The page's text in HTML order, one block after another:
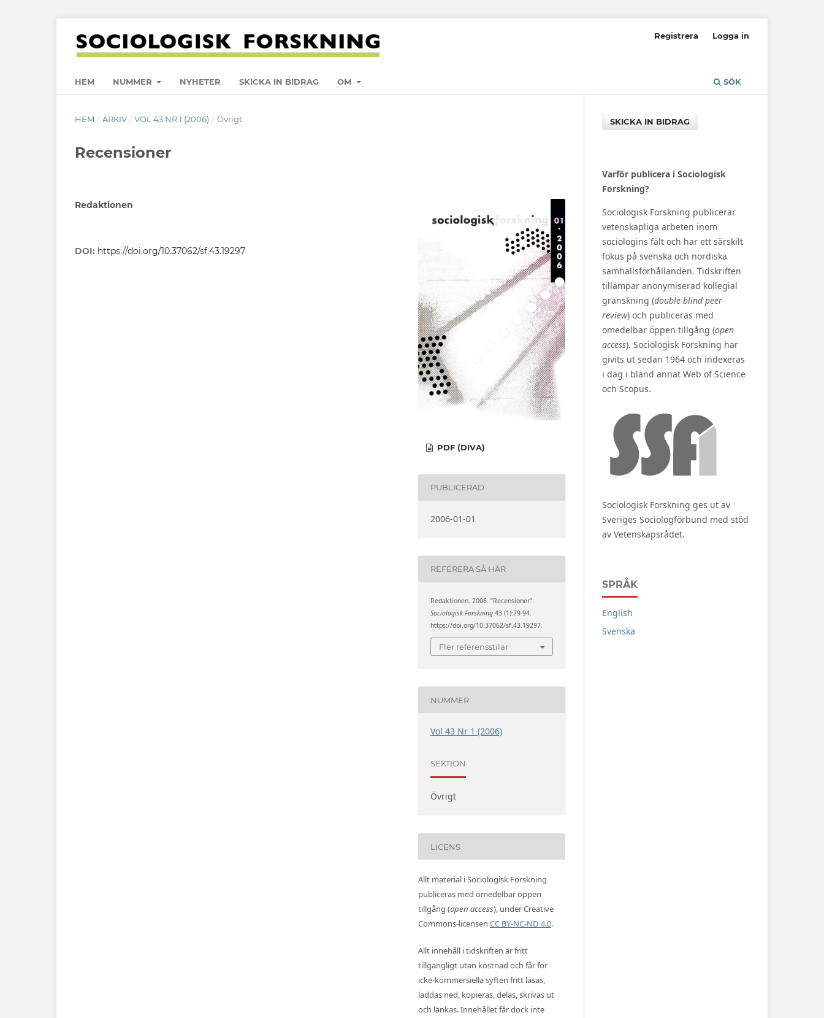
HEM NUMMER NYHETER SKICKA IN BIDRAG OM SÖK
Registrera Logga in
HEM / ARKIV / VOL 43 NR 1 (2006) / Övrigt
Recensioner
Redaktionen
DOI: https://doi.org/10.37062/sf.43.19297
PDF (DIVA)
PUBLICERAD
2006-01-01
REFERERA SÅ HÄR
Redaktionen. 2006. ”Recensioner”.
Sociologisk Forskning 43 (1):79-94.
https://doi.org/10.37062/sf.43.19297.
Fler referensstilar
NUMMER
Vol 43 Nr 1 (2006)
SEKTION
Övrigt
LICENS
Allt material i Sociologisk Forskning
publiceras med omedelbar öppen
tillgång (open access), under Creative
Commons-licensen CC BY-NC-ND 4.0.
Allt innehåll i tidskriften är fritt
tillgängligt utan kostnad och får för
icke-kommersiella syften fritt läsas,
laddas ned, kopieras, delas, skrivas ut
och länkas. Innehållet får dock inte
SKICKA IN BIDRAG
Varför publicera i Sociologisk
Forskning?
Sociologisk Forskning publicerar
vetenskapliga arbeten inom
sociologins fält och har ett särskilt
fokus på svenska och nordiska
samhällsförhållanden. Tidskriften
tillämpar anonymiserad kollegial
granskning (double blind peer
review) och publiceras med
omedelbar öppen tillgång (open
access). Sociologisk Forskning har
givits ut sedan 1964 och indexeras
i dag i bland annat Web of Science
och Scopus.
Sociologisk Forskning ges ut av
Sveriges Sociologförbund med stöd
av Vetenskapsrådet.
SPRÅK
English
Svenska